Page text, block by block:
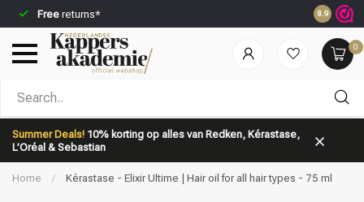
Free returns* Ordered
8.9
0
Summer Deals! 10% korting op alles van Redken, Kérastase,
L’Oréal & Sebastian
Which category are you looking for?
Home / Kérastase - Elixir Ultime | Hair oil for all hair types - 75 ml